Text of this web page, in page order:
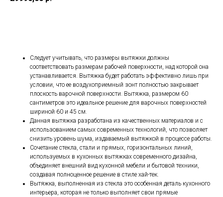
Следует учитывать, что размеры вытяжки должны
соответствовать размерам рабочей поверхности, над которой она
устанавливается. Вытяжка будет работать эффективно лишь при
условии, что ее воздухоприемный зонт полностью закрывает
плоскость варочной поверхности. Вытяжка, размером 60
сантиметров это идеальное решение для варочных поверхностей
шириной 60 и 45 см.
Данная вытяжка разработана из качественных материалов и с
использованием самых современных технологий, что позволяет
снизить уровень шума, издаваемый вытяжкой в процессе работы.
Сочетание стекла, стали и прямых, горизонтальных линий,
используемых в кухонных вытяжках современного дизайна,
объединяет внешний вид кухонной мебели и бытовой техники,
создавая полноценное решение в стиле хай-тек.
Вытяжка, выполненная из стекла это особенная деталь кухонного
интерьера, которая не только выполняет свои прямые